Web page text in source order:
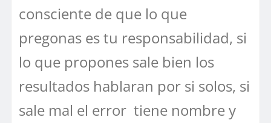
consciente de que lo que
pregonas es tu responsabilidad, si
lo que propones sale bien los
resultados hablaran por si solos, si
sale mal el error tiene nombre y